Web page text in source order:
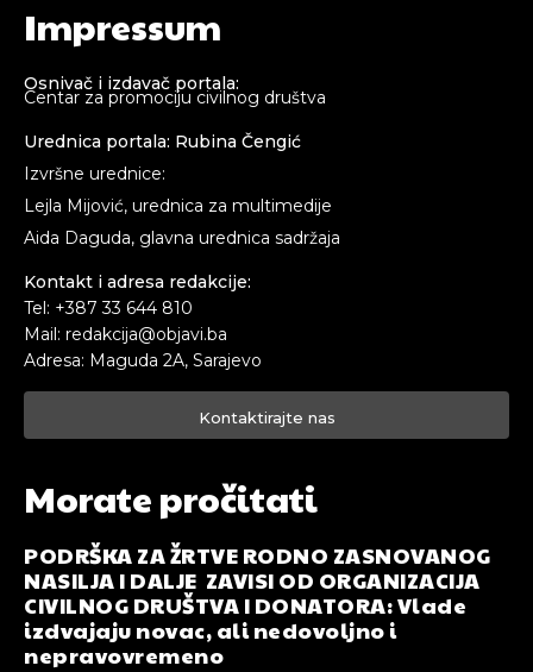
Impressum
Osnivač i izdavač portala:
Centar za promociju civilnog društva
Urednica portala: Rubina Čengić
Izvršne urednice:
Lejla Mijović, urednica za multimedije
Aida Daguda, glavna urednica sadržaja
Kontakt i adresa redakcije:
Tel: +387 33 644 810
Mail: redakcija@objavi.ba
Adresa: Maguda 2A, Sarajevo
Kontaktirajte nas
Morate pročitati
PODRŠKA ZA ŽRTVE RODNO ZASNOVANOG
NASILJA I DALJE ZAVISI OD ORGANIZACIJA
CIVILNOG DRUŠTVA I DONATORA: Vlade
izdvajaju novac, ali nedovoljno i
nepravovremeno